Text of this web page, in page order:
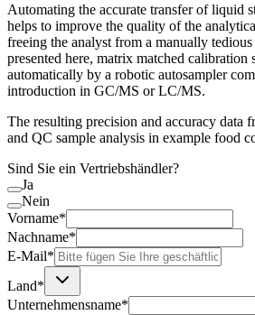
Automating the accurate transfer of liquid
helps to improve the quality of the
freeing the analyst from a manually
presented here, matrix matched calibration
automatically by a robotic autosampler
introduction in GC/MS or LC/MS.
The resulting precision and accuracy data
and QC sample analysis in example food
Sind Sie ein Vertriebshändler?
Ja
Nein
Vorname*
Nachname*
E-Mail*
Land*
Unternehmensname*